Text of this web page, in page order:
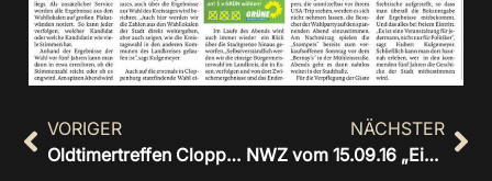
VORIGER
Oldtimertreffen Cloppenburg am 28.08.16
NÄCHSTER
NWZ vom 15.09.16 „Einmal im Mutterland des Jazz spielen“